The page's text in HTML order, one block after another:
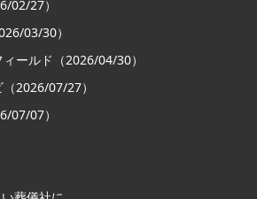
02/27）
03/30）
ールド（2026/04/30）
2026/07/27）
07/07）